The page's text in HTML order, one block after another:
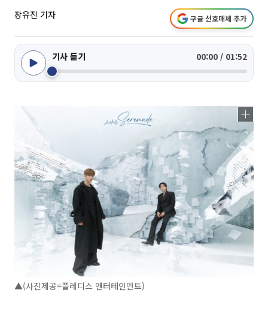
장유진 기자 구글 선호매체 추가
기사 듣기 00:00 / 01:52
▲(사진제공=플레디스 엔터테인먼트)